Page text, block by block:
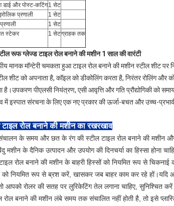
डाई और पोस्ट-कटिंग1 सेट
प्रणाली
1 सेट
1 सेट
स्टेकर 1 सेटग्राहक तक
रूफ ग्लेज्ड टाइल रोल बनाने की मशीन 1 साल की वारंटी
मानक मॉन्टेरी चमकता हुआ टाइल रोल बनाने की मशीन स्टील शीट
शीट को अपनाता है, कॉइल को डीकोलिंग करता है, निरंतर रोलिंग
पीएलसी नियंत्रण, एसी आवृत्ति और गति प्रौद्योगिकी को
में इस्पात संरचना के लिए एक नए प्रकार की ऊर्जा-बचत और उच्च-
रोल बनाने की मशीन का रखरखाव
के समय और छत के रंग की स्टील टाइल रोल बनाने की मशीन और
मशीन के दैनिक उत्पादन और उपयोग की दिनचर्या का हिस्सा होना
रोल बनाने की मशीन के बाहरी हिस्सों को नियमित रूप से
को नियमित रूप से ब्रश करें, खासकर जब बाहर काम कर रहे
आपको रोलर की सतह पर लुरिकेटिंग तेल लगाना चाहिए, सुनिश्चित
बनाने की मशीन लंबे समय तक संचालित नहीं होती है, तो इसे